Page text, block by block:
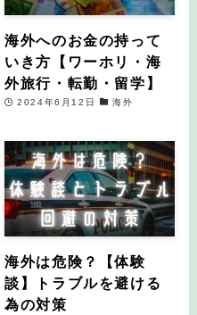
海外へのお金の持って
いき方【ワーホリ・海
外旅行・転勤・留学】
2024年6月12日 海外
海外は危険？【体験
談】トラブルを避ける
為の対策